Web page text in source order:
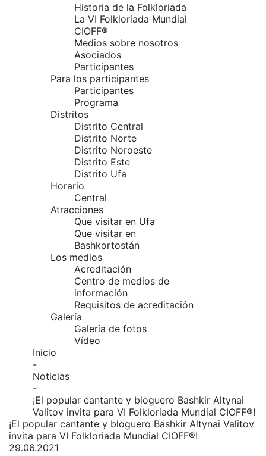
Historia de la Folkloriada
La VI Folkloriada Mundial
CIOFF®
Medios sobre nosotros
Asociados
Participantes
Para los participantes
Participantes
Programa
Distritos
Distrito Central
Distrito Norte
Distrito Noroeste
Distrito Este
Distrito Ufa
Horario
Central
Atracciones
Que visitar en Ufa
Que visitar en
Bashkortostán
Los medios
Acreditación
Centro de medios de
información
Requisitos de acreditación
Galería
Galería de fotos
Vídeo
Inicio
-
Noticias
-
¡El popular cantante y bloguero Bashkir Altynai
Valitov invita para VI Folkloriada Mundial CIOFF®️!
¡El popular cantante y bloguero Bashkir Altynai Valitov
invita para VI Folkloriada Mundial CIOFF®️!
29.06.2021